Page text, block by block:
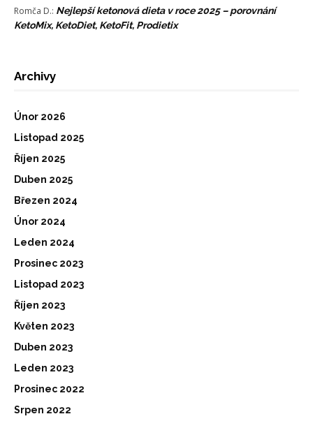
Romča D.: Nejlepší ketonová dieta v roce 2025 – porovnání
KetoMix, KetoDiet, KetoFit, Prodietix
Archivy
Únor 2026
Listopad 2025
Říjen 2025
Duben 2025
Březen 2024
Únor 2024
Leden 2024
Prosinec 2023
Listopad 2023
Říjen 2023
Květen 2023
Duben 2023
Leden 2023
Prosinec 2022
Srpen 2022